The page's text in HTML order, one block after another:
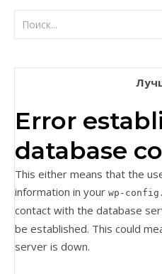
Error
database
This either means that the
information in your wp-
contact with the database
be established. This could
server is down.